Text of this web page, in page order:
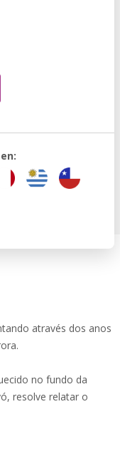
através dos anos
no fundo da
resolve relatar o